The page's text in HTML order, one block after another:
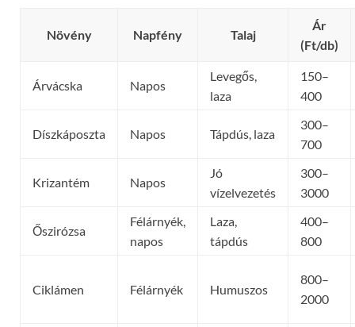
Növény Napfény Talaj
Ár
(Ft/db)
Árvácska Napos
Levegős,
laza
150–
400
Díszkáposzta Napos Tápdús, laza
300–
700
Krizantém Napos
Jó
vízelvezetés
300–
3000
Őszirózsa
Félárnyék,
napos
Laza,
tápdús
400–
800
Ciklámen Félárnyék Humuszos
800–
2000